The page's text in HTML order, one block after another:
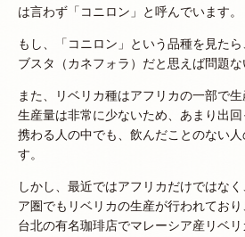
は言わず「コニロン」と呼んでいます。
もし、「コニロン」という品種を見た
ブスタ（カネフォラ）だと思えば問題な
また、リベリカ種はアフリカの一部で
生産量は非常に少ないため、あまり出
携わる人の中でも、飲んだことのない
す。
しかし、最近ではアフリカだけではな
ア圏でもリベリカの生産が行われており
台北の有名珈琲店でマレーシア産リベ